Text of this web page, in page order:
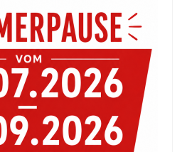
/ appia / belair / divide